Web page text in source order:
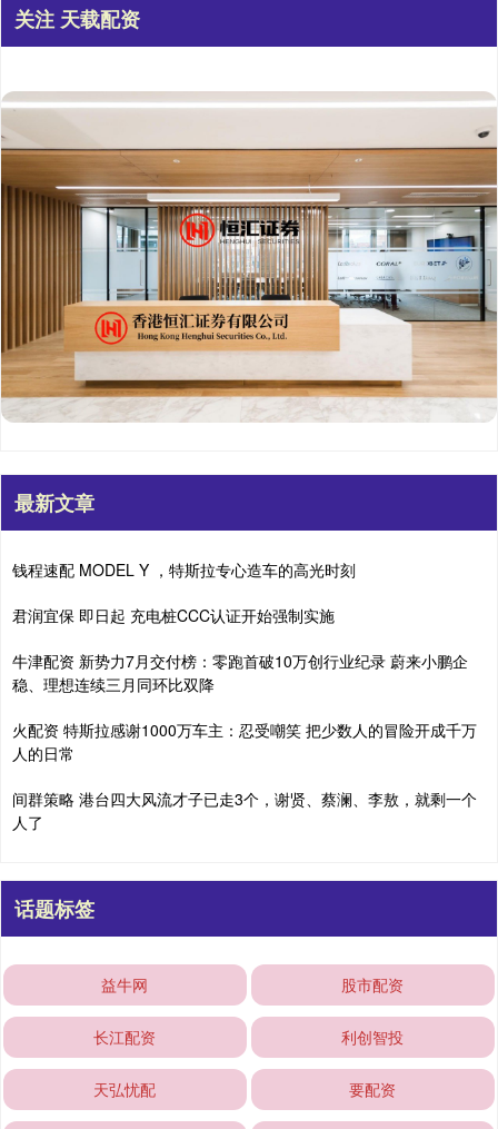
关注 天载配资
最新文章
钱程速配 MODEL Y ，特斯拉专心造车的高光时刻
君润宜保 即日起 充电桩CCC认证开始强制实施
牛津配资 新势力7月交付榜：零跑首破10万创行业纪录 蔚来小鹏企
稳、理想连续三月同环比双降
火配资 特斯拉感谢1000万车主：忍受嘲笑 把少数人的冒险开成千万
人的日常
间群策略 港台四大风流才子已走3个，谢贤、蔡澜、李敖，就剩一个
人了
话题标签
益牛网 股市配资
长江配资 利创智投
天弘忧配 要配资